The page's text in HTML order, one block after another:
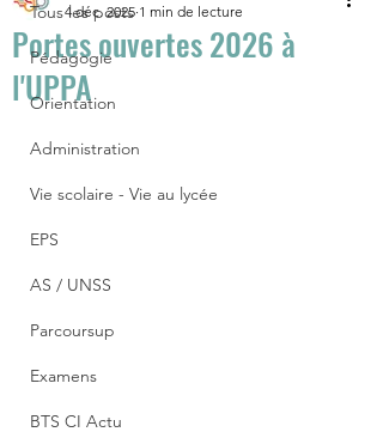
Tous les posts
Pédagogie
Orientation
Administration
Vie scolaire - Vie au lycée
EPS
AS / UNSS
Parcoursup
Examens
BTS CI Actu
Portes ouvertes 2026 à
l'UPPA
4 déc. 2025 1 min de lecture